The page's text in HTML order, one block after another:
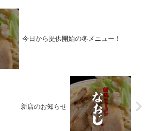
今日から提供開始の冬メニュー！
新店のお知らせ